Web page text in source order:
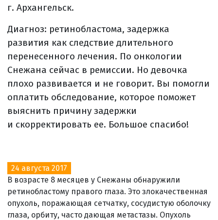
г. Архангельск.
Диагноз: ретинобластома, задержка
развития как следствие длительного
перенесенного лечения. По онкологии
Снежана сейчас в ремиссии. Но девочка
плохо развивается и не говорит. Вы помогли
оплатить обследование, которое поможет
выяснить причину задержки
и скорректировать ее. Большое спасибо!
24 августа 2017
В возрасте 8 месяцев у Снежаны обнаружили
ретинобластому правого глаза. Это злокачественная
опухоль, поражающая сетчатку, сосудистую оболочку
глаза, орбиту, часто дающая метастазы. Опухоль